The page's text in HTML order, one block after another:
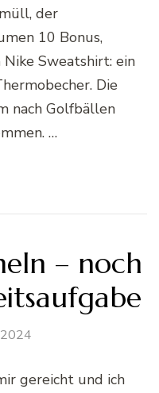
der
10 Bonus,
Sweatshirt: ein
Die
nach Golfbällen
…
– noch
gereicht und ich